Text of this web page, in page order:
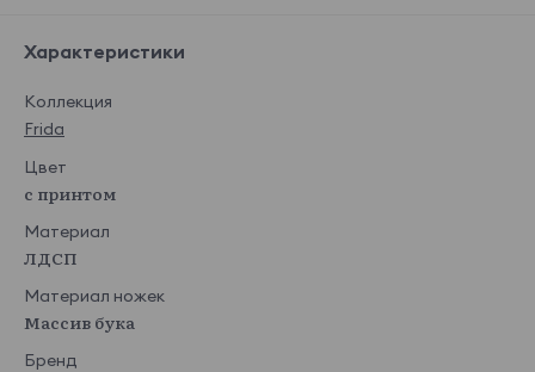
Характеристики
Коллекция
Frida
Цвет
с принтом
Материал
ЛДСП
Материал ножек
Массив бука
Бренд